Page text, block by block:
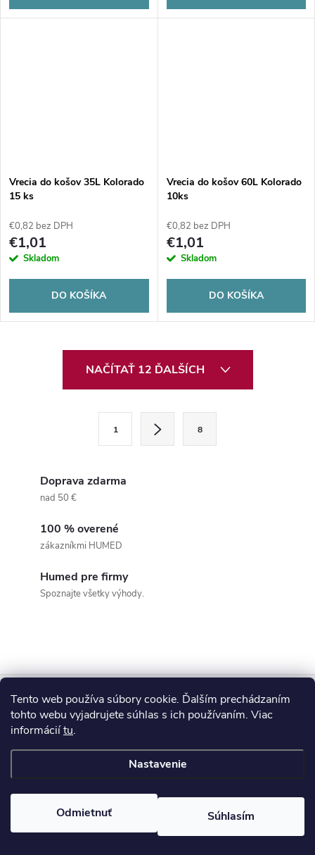
Tento web používa súbory cookie. Ďalším prechádzaním
tohto webu vyjadrujete súhlas s ich používaním. Viac
informáciítu.
Nastavenie
Odmietnuť Súhlasím
Vrecia do košov 35L Kolorado
15 ks
€0,82 bez DPH
€1,01
Skladom
DO KOŠÍKA
Vrecia do košov 60L Kolorado
10ks
€0,82 bez DPH
€1,01
Skladom
DO KOŠÍKA
v
k
y
v
ý
i
NAČÍTAŤ 12 ĎALŠÍCH
1 8
Doprava zdarma
nad 50 €
100 % overené
zákazníkmi HUMED
Humed pre firmy
Spoznajte všetky výhody.
Z
á
p
ä
Blog
Informácie pre vás
. Všetky práva vyhradené.